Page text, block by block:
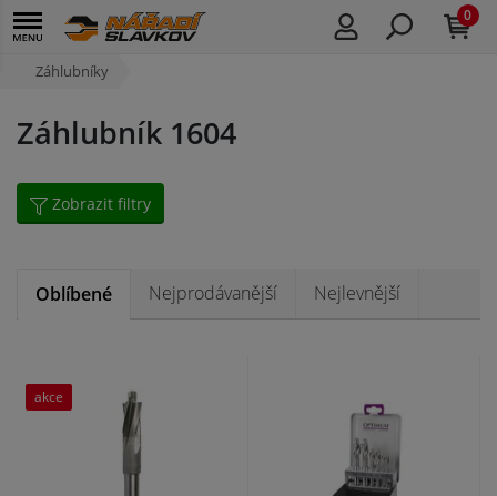
0
Záhlubníky
Záhlubník 1604
Zobrazit filtry
Oblíbené Nejprodávanější Nejlevnější
akce